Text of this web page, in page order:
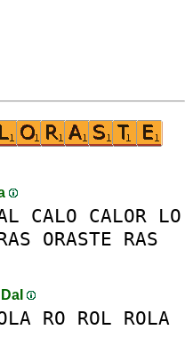
CALO CALOR LO
ORASTE RAS
RO ROL ROLA